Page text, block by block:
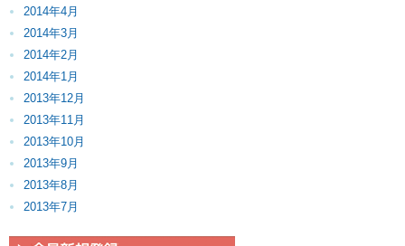
2014年4月
2014年3月
2014年2月
2014年1月
2013年12月
2013年11月
2013年10月
2013年9月
2013年8月
2013年7月